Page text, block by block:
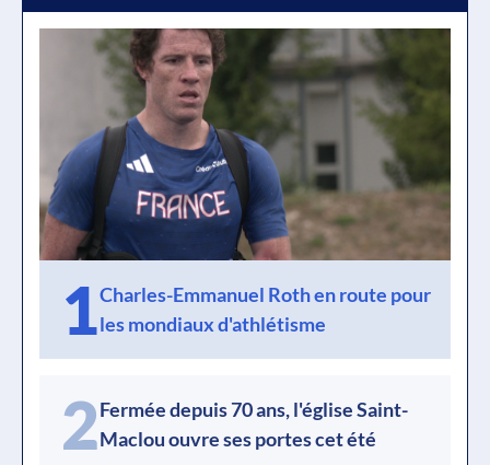
1Charles-Emmanuel Roth en route pour
les mondiaux d'athlétisme
2Fermée depuis 70 ans, l'église Saint-
Maclou ouvre ses portes cet été